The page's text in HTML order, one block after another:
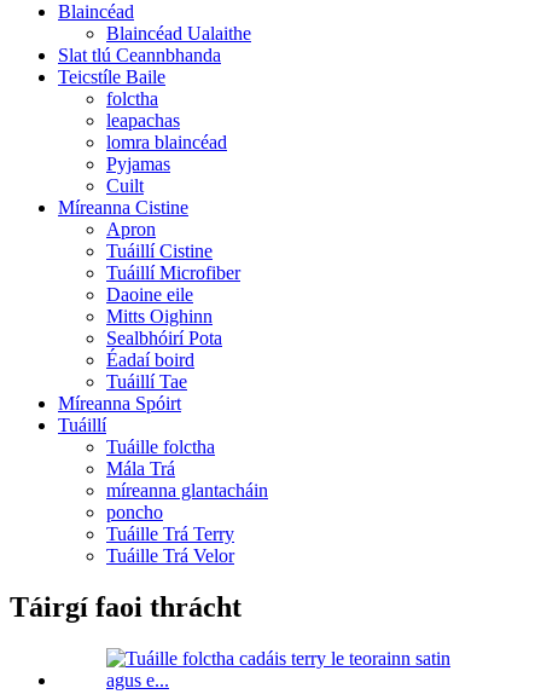
Blaincéad
Blaincéad Ualaithe
Slat tlú Ceannbhanda
Teicstíle Baile
folctha
leapachas
lomra blaincéad
Pyjamas
Cuilt
Míreanna Cistine
Apron
Tuáillí Cistine
Tuáillí Microfiber
Daoine eile
Mitts Oighinn
Sealbhóirí Pota
Éadaí boird
Tuáillí Tae
Míreanna Spóirt
Tuáillí
Tuáille folctha
Mála Trá
míreanna glantacháin
poncho
Tuáille Trá Terry
Tuáille Trá Velor
Táirgí faoi thrácht